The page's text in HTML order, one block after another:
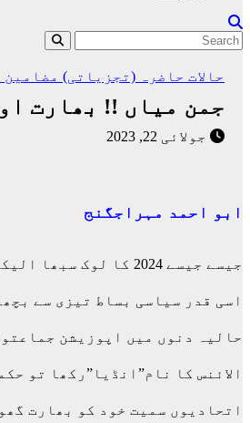
حالات حاضرہ (تجزیاتی) مضامین
جمن میاں !! بھارت
جولائی 22, 2023
ابو احمد مہراجگنج
جیسے جیسے 2024 کا لوک
اسی قدر سیاسی بساط تیزی سے
حالیہ دنوں میں اپوزیشن
الائنس کا نام”انڈیا”رکھا تو
اتحادیوں سمیت خود کو بھارت